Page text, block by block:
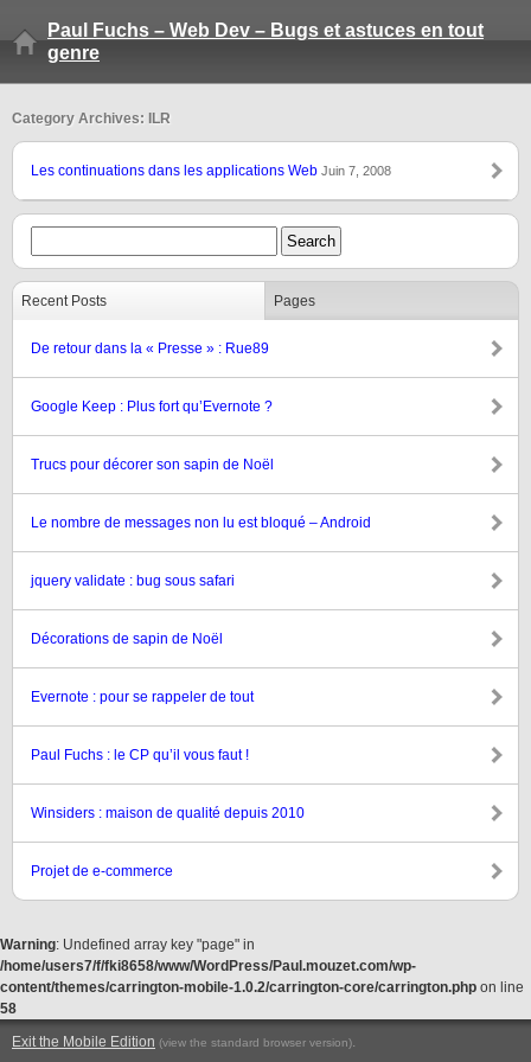
Paul Fuchs – Web Dev – Bugs et astuces en tout
genre
Category Archives: ILR
Les continuations dans les applications Web Juin 7, 2008
Recent Posts Pages
De retour dans la « Presse » : Rue89
Google Keep : Plus fort qu’Evernote ?
Trucs pour décorer son sapin de Noël
Le nombre de messages non lu est bloqué – Android
jquery validate : bug sous safari
Décorations de sapin de Noël
Evernote : pour se rappeler de tout
Paul Fuchs : le CP qu’il vous faut !
Winsiders : maison de qualité depuis 2010
Projet de e-commerce
Warning: Undefined array key "page" in
/home/users7/f/fki8658/www/WordPress/Paul.mouzet.com/wp-
content/themes/carrington-mobile-1.0.2/carrington-core/carrington.php on line
58
Exit the Mobile Edition (view the standard browser version).